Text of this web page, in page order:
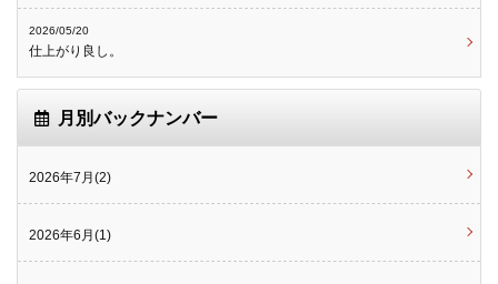
2026/05/20
仕上がり良し。
月別バックナンバー
2026年7月(2)
2026年6月(1)